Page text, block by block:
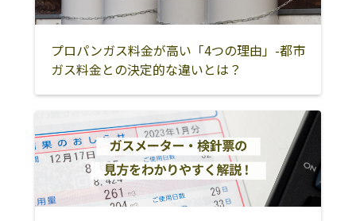
プロパンガス料金が高い「4つの理由」-都市
ガス料金との決定的な違いとは？